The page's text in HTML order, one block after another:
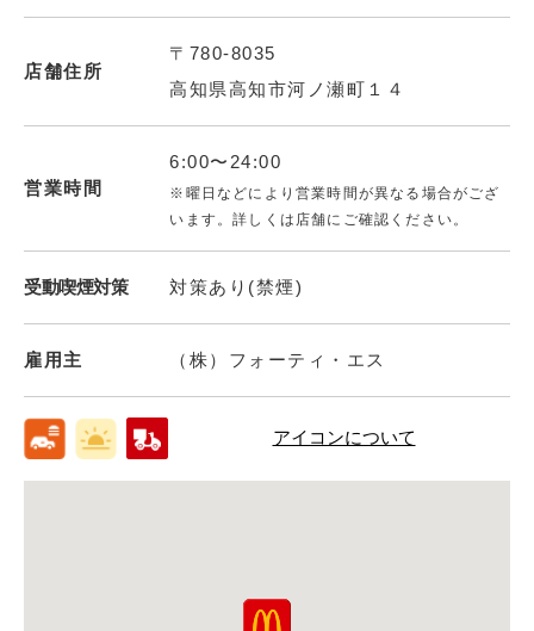
店舗住所
〒780-8035
高知県高知市河ノ瀬町１４
営業時間
6:00〜24:00
※曜日などにより営業時間が異なる場合がござ
います。詳しくは店舗にご確認ください。
受動喫煙対策 対策あり(禁煙)
雇用主 （株）フォーティ・エス
アイコンについて